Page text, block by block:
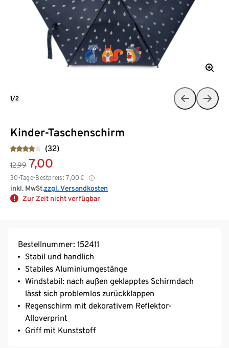
Kinder-Taschenschirm
(32)
12,99 7,00
30-Tage-Bestpreis: 7,00 €
inkl. MwSt.zzgl. Versandkosten
Zur Zeit nicht verfügbar
1/2
Bestellnummer: 152411
Stabil und handlich
Stabiles Aluminiumgestänge
Windstabil: nach außen geklapptes Schirmdach
lässt sich problemlos zurückklappen
Regenschirm mit dekorativem Reflektor-
Alloverprint
Griff mit Kunststoff